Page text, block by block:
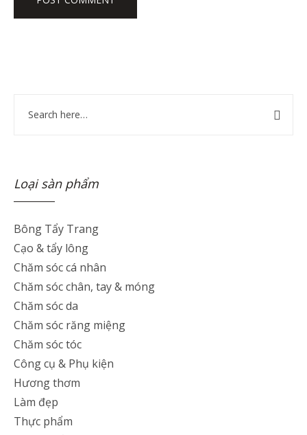
Loại sàn phẩm
Bông Tẩy Trang
Cạo & tẩy lông
Chăm sóc cá nhân
Chăm sóc chân, tay & móng
Chăm sóc da
Chăm sóc răng miệng
Chăm sóc tóc
Công cụ & Phụ kiện
Hương thơm
Làm đẹp
Thực phẩm